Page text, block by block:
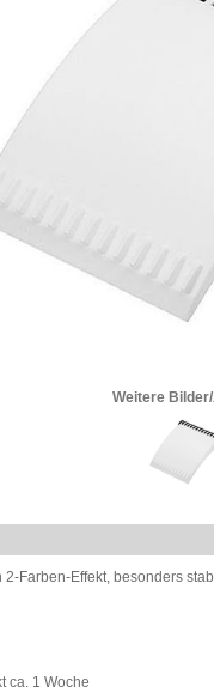
Weitere
Farben-Effekt, besonders
ca. 1 Woche